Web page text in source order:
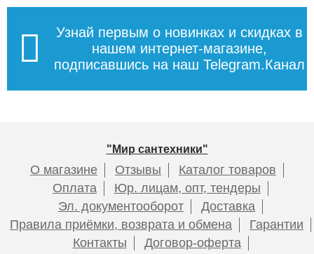
Узнай первым о новинках и скидках в
нашем интернет-магазине,
подписавшись на наш Telegram.Канал
"Мир сантехники"
О магазине Отзывы
Каталог товаров
Оплата
Юр. лицам, опт, тендеры
Эл. документооборот
Доставка
Правила приёмки, возврата и обмена
Гарантии
Контакты
Договор-оферта